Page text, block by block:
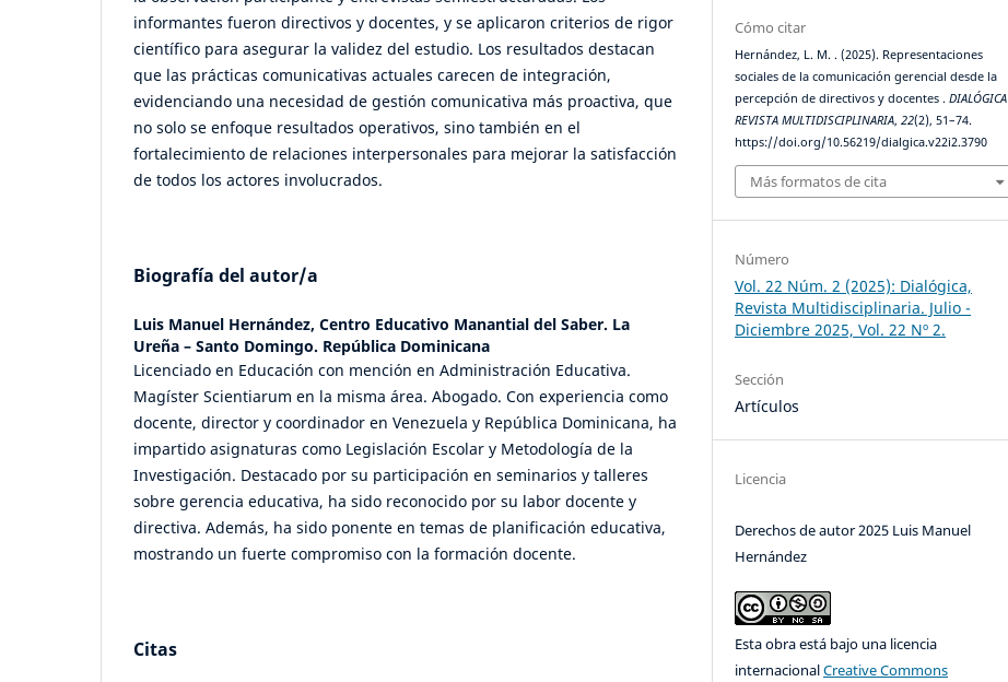
informantes fueron directivos y docentes, y se aplicaron criterios de rigor
científico para asegurar la validez del estudio. Los resultados destacan
que las prácticas comunicativas actuales carecen de integración,
evidenciando una necesidad de gestión comunicativa más proactiva, que
no solo se enfoque resultados operativos, sino también en el
fortalecimiento de relaciones interpersonales para mejorar la satisfacción
de todos los actores involucrados.
Biografía del autor/a
Luis Manuel Hernández, Centro Educativo Manantial del Saber. La
Ureña – Santo Domingo. República Dominicana
Licenciado en Educación con mención en Administración Educativa.
Magíster Scientiarum en la misma área. Abogado. Con experiencia como
docente, director y coordinador en Venezuela y República Dominicana, ha
impartido asignaturas como Legislación Escolar y Metodología de la
Investigación. Destacado por su participación en seminarios y talleres
sobre gerencia educativa, ha sido reconocido por su labor docente y
directiva. Además, ha sido ponente en temas de planificación educativa,
mostrando un fuerte compromiso con la formación docente.
Citas
Cómo citar
Hernández, L. M. . (2025). Representaciones
sociales de la comunicación gerencial desde la
percepción de directivos y docentes .DIALÓGICA
REVISTA MULTIDISCIPLINARIA,22(2), 51–74.
https://doi.org/10.56219/dialgica.v22i2.3790
Más formatos de cita
Número
Vol. 22 Núm. 2 (2025): Dialógica,
Revista Multidisciplinaria. Julio -
Diciembre 2025, Vol. 22 Nº 2.
Sección
Artículos
Licencia
Derechos de autor 2025 Luis Manuel
Hernández
Esta obra está bajo una licencia
internacionalCreative Commons